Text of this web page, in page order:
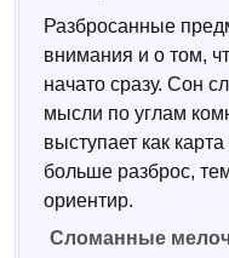
Разбросанные
внимания и о том,
начато сразу. Сон
мысли по углам
выступает как
больше разброс,
ориентир.
Сломанные